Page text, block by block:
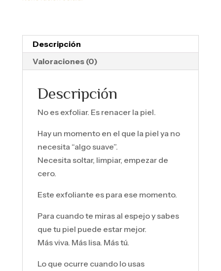
Descripción
Valoraciones (0)
Descripción
No es exfoliar. Es renacer la piel.
Hay un momento en el que la piel ya no
necesita “algo suave”.
Necesita soltar, limpiar, empezar de
cero.
Este exfoliante es para ese momento.
Para cuando te miras al espejo y sabes
que tu piel puede estar mejor.
Más viva. Más lisa. Más tú.
Lo que ocurre cuando lo usas